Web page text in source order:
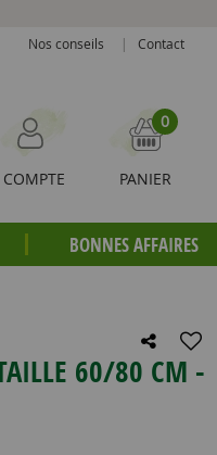
Nos conseils | Contact
COMPTE
0
PANIER
BONNES AFFAIRES
60/80 CM -